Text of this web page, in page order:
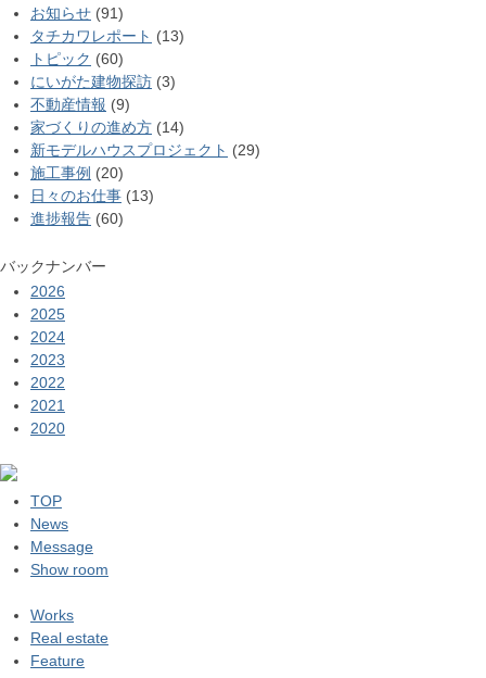
お知らせ (91)
タチカワレポート (13)
トピック (60)
にいがた建物探訪 (3)
不動産情報 (9)
家づくりの進め方 (14)
新モデルハウスプロジェクト (29)
施工事例 (20)
日々のお仕事 (13)
進捗報告 (60)
バックナンバー
2026
2025
2024
2023
2022
2021
2020
TOP
News
Message
Show room
Works
Real estate
Feature